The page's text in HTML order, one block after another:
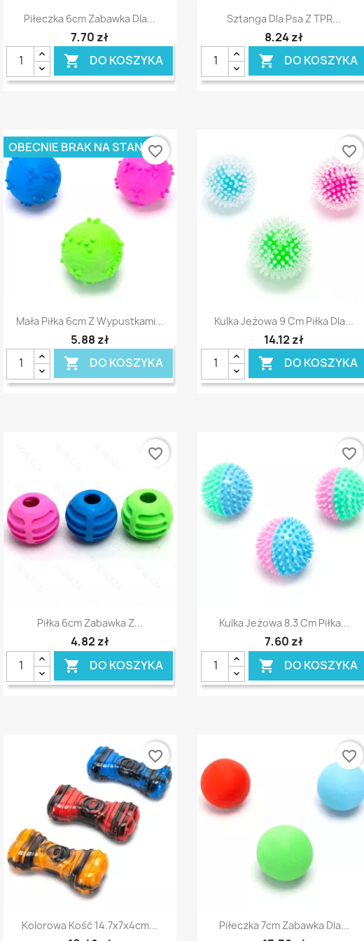
Szybki podgląd
Piłeczka 6cm Zabawka Dla...
7,70 zł
 DO KOSZYKA
Szybki podgląd
Sztanga Dla Psa Z TPR...
8,24 zł
 DO KOSZYKA
Szybki podgląd
Mała Piłka 6cm Z Wypustkami...
5,88 zł
 DO KOSZYKA
OBECNIE BRAK NA STANIEfavorite_border
Szybki podgląd
Kulka Jeżowa 9 Cm Piłka Dla...
14,12 zł
 DO KOSZYKA
favorite_border
Szybki podgląd
Piłka 6cm Zabawka Z...
4,82 zł
 DO KOSZYKA
favorite_border
Szybki podgląd
Kulka Jeżowa 8.3 Cm Piłka...
7,60 zł
 DO KOSZYKA
favorite_border
Szybki podgląd
Kolorowa Kość 14.7x7x4cm...
favorite_border
Szybki podgląd
Piłeczka 7cm Zabawka Dla...
favorite_border